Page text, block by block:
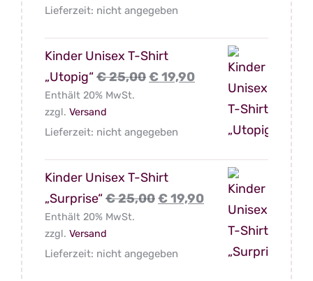
€ 29,00 € 24,90.
Lieferzeit: nicht angegeben
Kinder Unisex T-Shirt
„Utopig“€25,00Ursprünglicher
€ 25,00
€19,90Aktueller
€ 19,90.
Enthält 20% MwSt.
zzgl. Versand
Lieferzeit: nicht angegeben
Kinder Unisex T-Shirt
„Surprise“€25,00Ursprünglicher
€ 25,00
€19,90Aktueller
Preis
€ 19,90.
Enthält 20% MwSt.
zzgl. Versand
Lieferzeit: nicht angegeben